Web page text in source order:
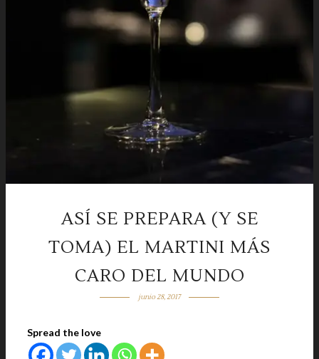
ASÍ SE PREPARA (Y SE
TOMA) EL MARTINI MÁS
CARO DEL MUNDO
junio 28, 2017
Spread the love